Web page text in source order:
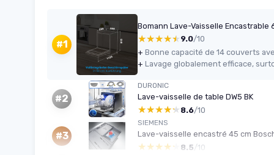
#1 ★★★★★
★★★★★ 9.0/10
+
+
#2
DURONIC
Lave-vaisselle de table DW5 BK
★★★★★
★★★★★ 8.6/10
#3
SIEMENS
Lave-vaisselle encastré 45 cm
★★★★★
★★★★★ 8.5 /10